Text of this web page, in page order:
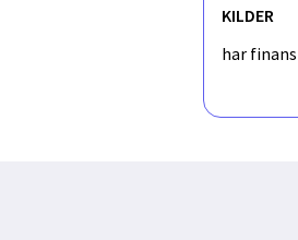
KILDER
har